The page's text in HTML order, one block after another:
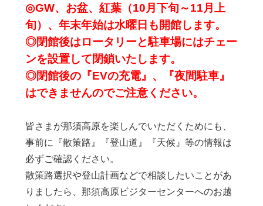
◎GW、お盆、紅葉（10月下旬～11月上
旬）、年末年始は水曜日も開館します。
◎閉館後はロータリーと駐車場にはチェー
ンを設置して閉鎖いたします。
◎閉館後の『EVの充電』、『夜間駐車』
はできませんのでご注意ください。
皆さまが那須高原を楽しんでいただくためにも、
事前に『散策路』『登山道』『天候』等の情報は
必ずご確認ください。
散策路選択や登山計画などで相談したいことがあ
りましたら、那須高原ビジターセンターへのお越